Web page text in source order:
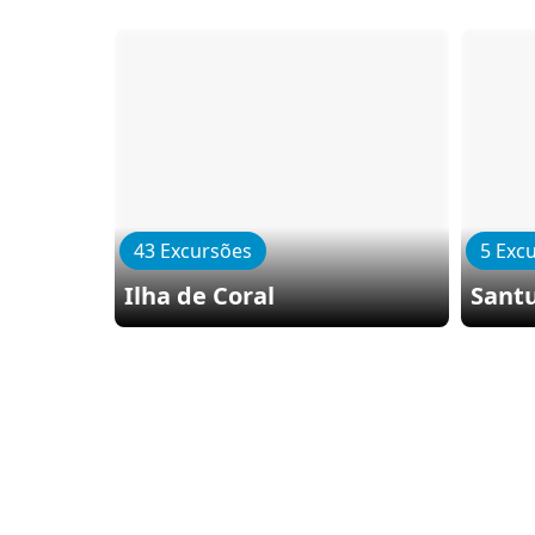
43 Excursões
Ilha de Coral
5